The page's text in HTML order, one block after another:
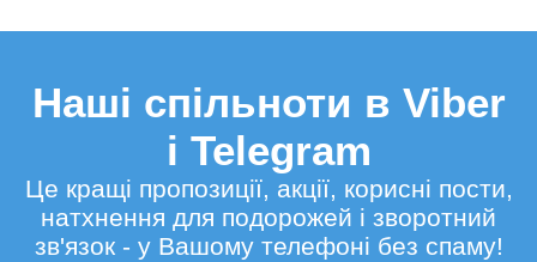
Наші спільноти в Viber
і Telegram
Це кращі пропозиції, акції, корисні пости,
натхнення для подорожей і зворотний
зв'язок - у Вашому телефоні без спаму!